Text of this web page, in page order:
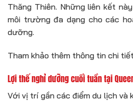
Thăng Thiên. Những liên kết
môi trường đa dạng cho các
dưỡng.
Tham khảo thêm thông tin chi
Lợi thế nghỉ dưỡng cuối tuần tại
Với vị trí gần các điểm du lịch và